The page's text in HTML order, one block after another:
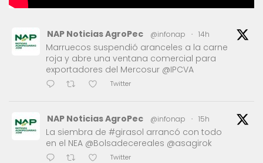
NAP Noticias AgroPec @infonap · 14h
Marruecos suspendió aranceles a la carne
roja y abre una ventana comercial para
exportadores del Mercosur @IPCVA
Twitter
NAP Noticias AgroPec @infonap · 15h
La siembra de #girasol arrancó con todo
en el NEA @Bolsadecereales @asagirok
Twitter